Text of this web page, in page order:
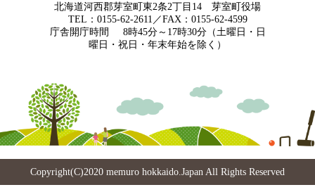
北海道河西郡芽室町東2条2丁目14 芽室町役場
TEL：0155-62-2611／FAX：0155-62-4599
庁舎開庁時間
8時45分～17時30分（土曜日・日
曜日・祝日・年末年始を除く）
Copyright(C)2020 memuro hokkaido.Japan All Rights Reserved